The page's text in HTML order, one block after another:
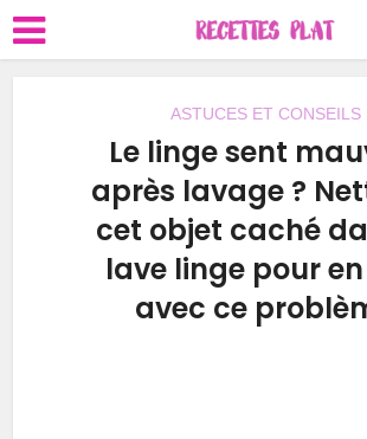
ASTUCES ET CONSEILS
Le linge sent
après lavage ?
cet objet caché
lave linge pour
avec ce